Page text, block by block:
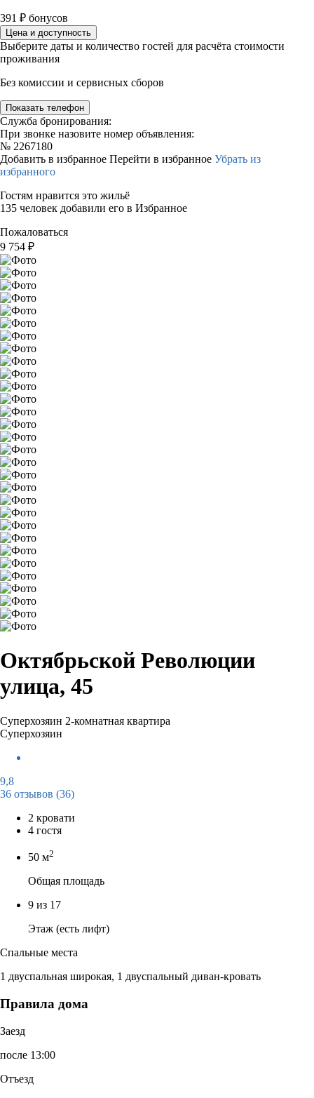
391 ₽ бонусов
Цена и доступность
Выберите даты и количество гостей для расчёта стоимости
проживания
Без комиссии и сервисных сборов
Показать телефон
Служба бронирования:
При звонке назовите номер объявления:
№ 2267180
Добавить в избранное Перейти в избранное Убрать из
избранного
Гостям нравится это жильё
135 человек добавили его в Избранное
Пожаловаться
9 754 ₽
Октябрьской Революции
улица, 45
Суперхозяин 2-комнатная квартира
Суперхозяин
9,8
36 отзывов (36)
2 кровати
4 гостя
50 м2
Общая площадь
9 из 17
Этаж (есть лифт)
Спальные места
1 двуспальная широкая, 1 двуспальный диван-кровать
Правила дома
Заезд
после 13:00
Отъезд